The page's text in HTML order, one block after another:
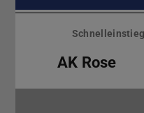
Menü
überspringenSchnelleinstieg
AK Rose